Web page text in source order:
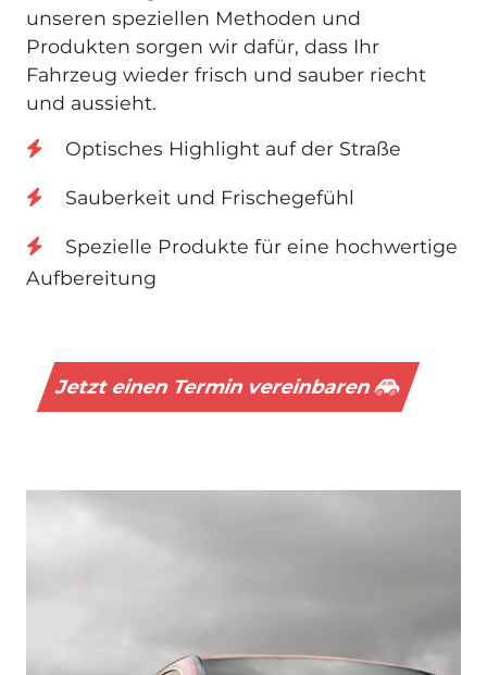
unseren speziellen Methoden und
Produkten sorgen wir dafür, dass Ihr
Fahrzeug wieder frisch und sauber riecht
und aussieht.
Optisches Highlight auf der Straße
Sauberkeit und Frischegefühl
Spezielle Produkte für eine hochwertige
Aufbereitung
Jetzt einen Termin vereinbaren